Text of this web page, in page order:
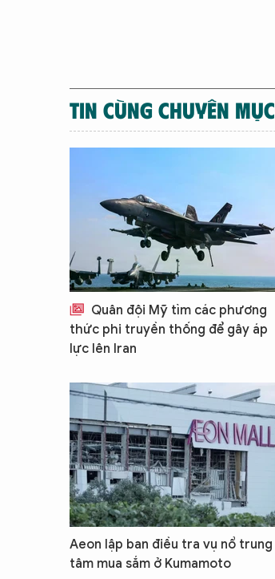
TIN CÙNG CHUYÊN MỤC
Quân đội Mỹ tìm các phương
thức phi truyền thống để gây áp
lực lên Iran
Aeon lập ban điều tra vụ nổ trung
tâm mua sắm ở Kumamoto